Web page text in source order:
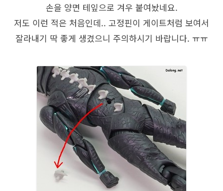
손을 양면 테잎으로 겨우 붙여놨네요.
저도 이런 적은 처음인데.. 고정핀이 게이트처럼 보여서
잘라내기 딱 좋게 생겼으니 주의하시기 바랍니다. ㅠㅠ